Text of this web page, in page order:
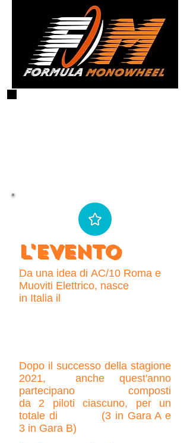
L'evento
Da una idea di AC/10 Roma e
Muoviti Elettrico, nasce
in Italia il
Dopo il successo della stagione
2021, anche quest'anno
partecipano
composti
da 2 piloti ciascuno, per un
totale di
(3 in Gara A e
3 in Gara B)